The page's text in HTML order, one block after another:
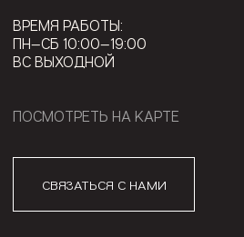
ВРЕМЯ РАБОТЫ:
ПН—СБ 10:00—19:00
ВС ВЫХОДНОЙ
ПОСМОТРЕТЬ НА КАРТЕ
СВЯЗАТЬСЯ С НАМИ